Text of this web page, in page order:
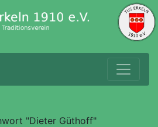
"Dieter Güthoff"